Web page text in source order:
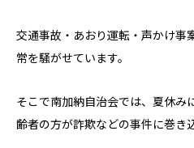
交通事故・あおり運転・声かけ事
常を騒がせています。
そこで南加納自治会では、夏休み
齢者の方が詐欺などの事件に巻き